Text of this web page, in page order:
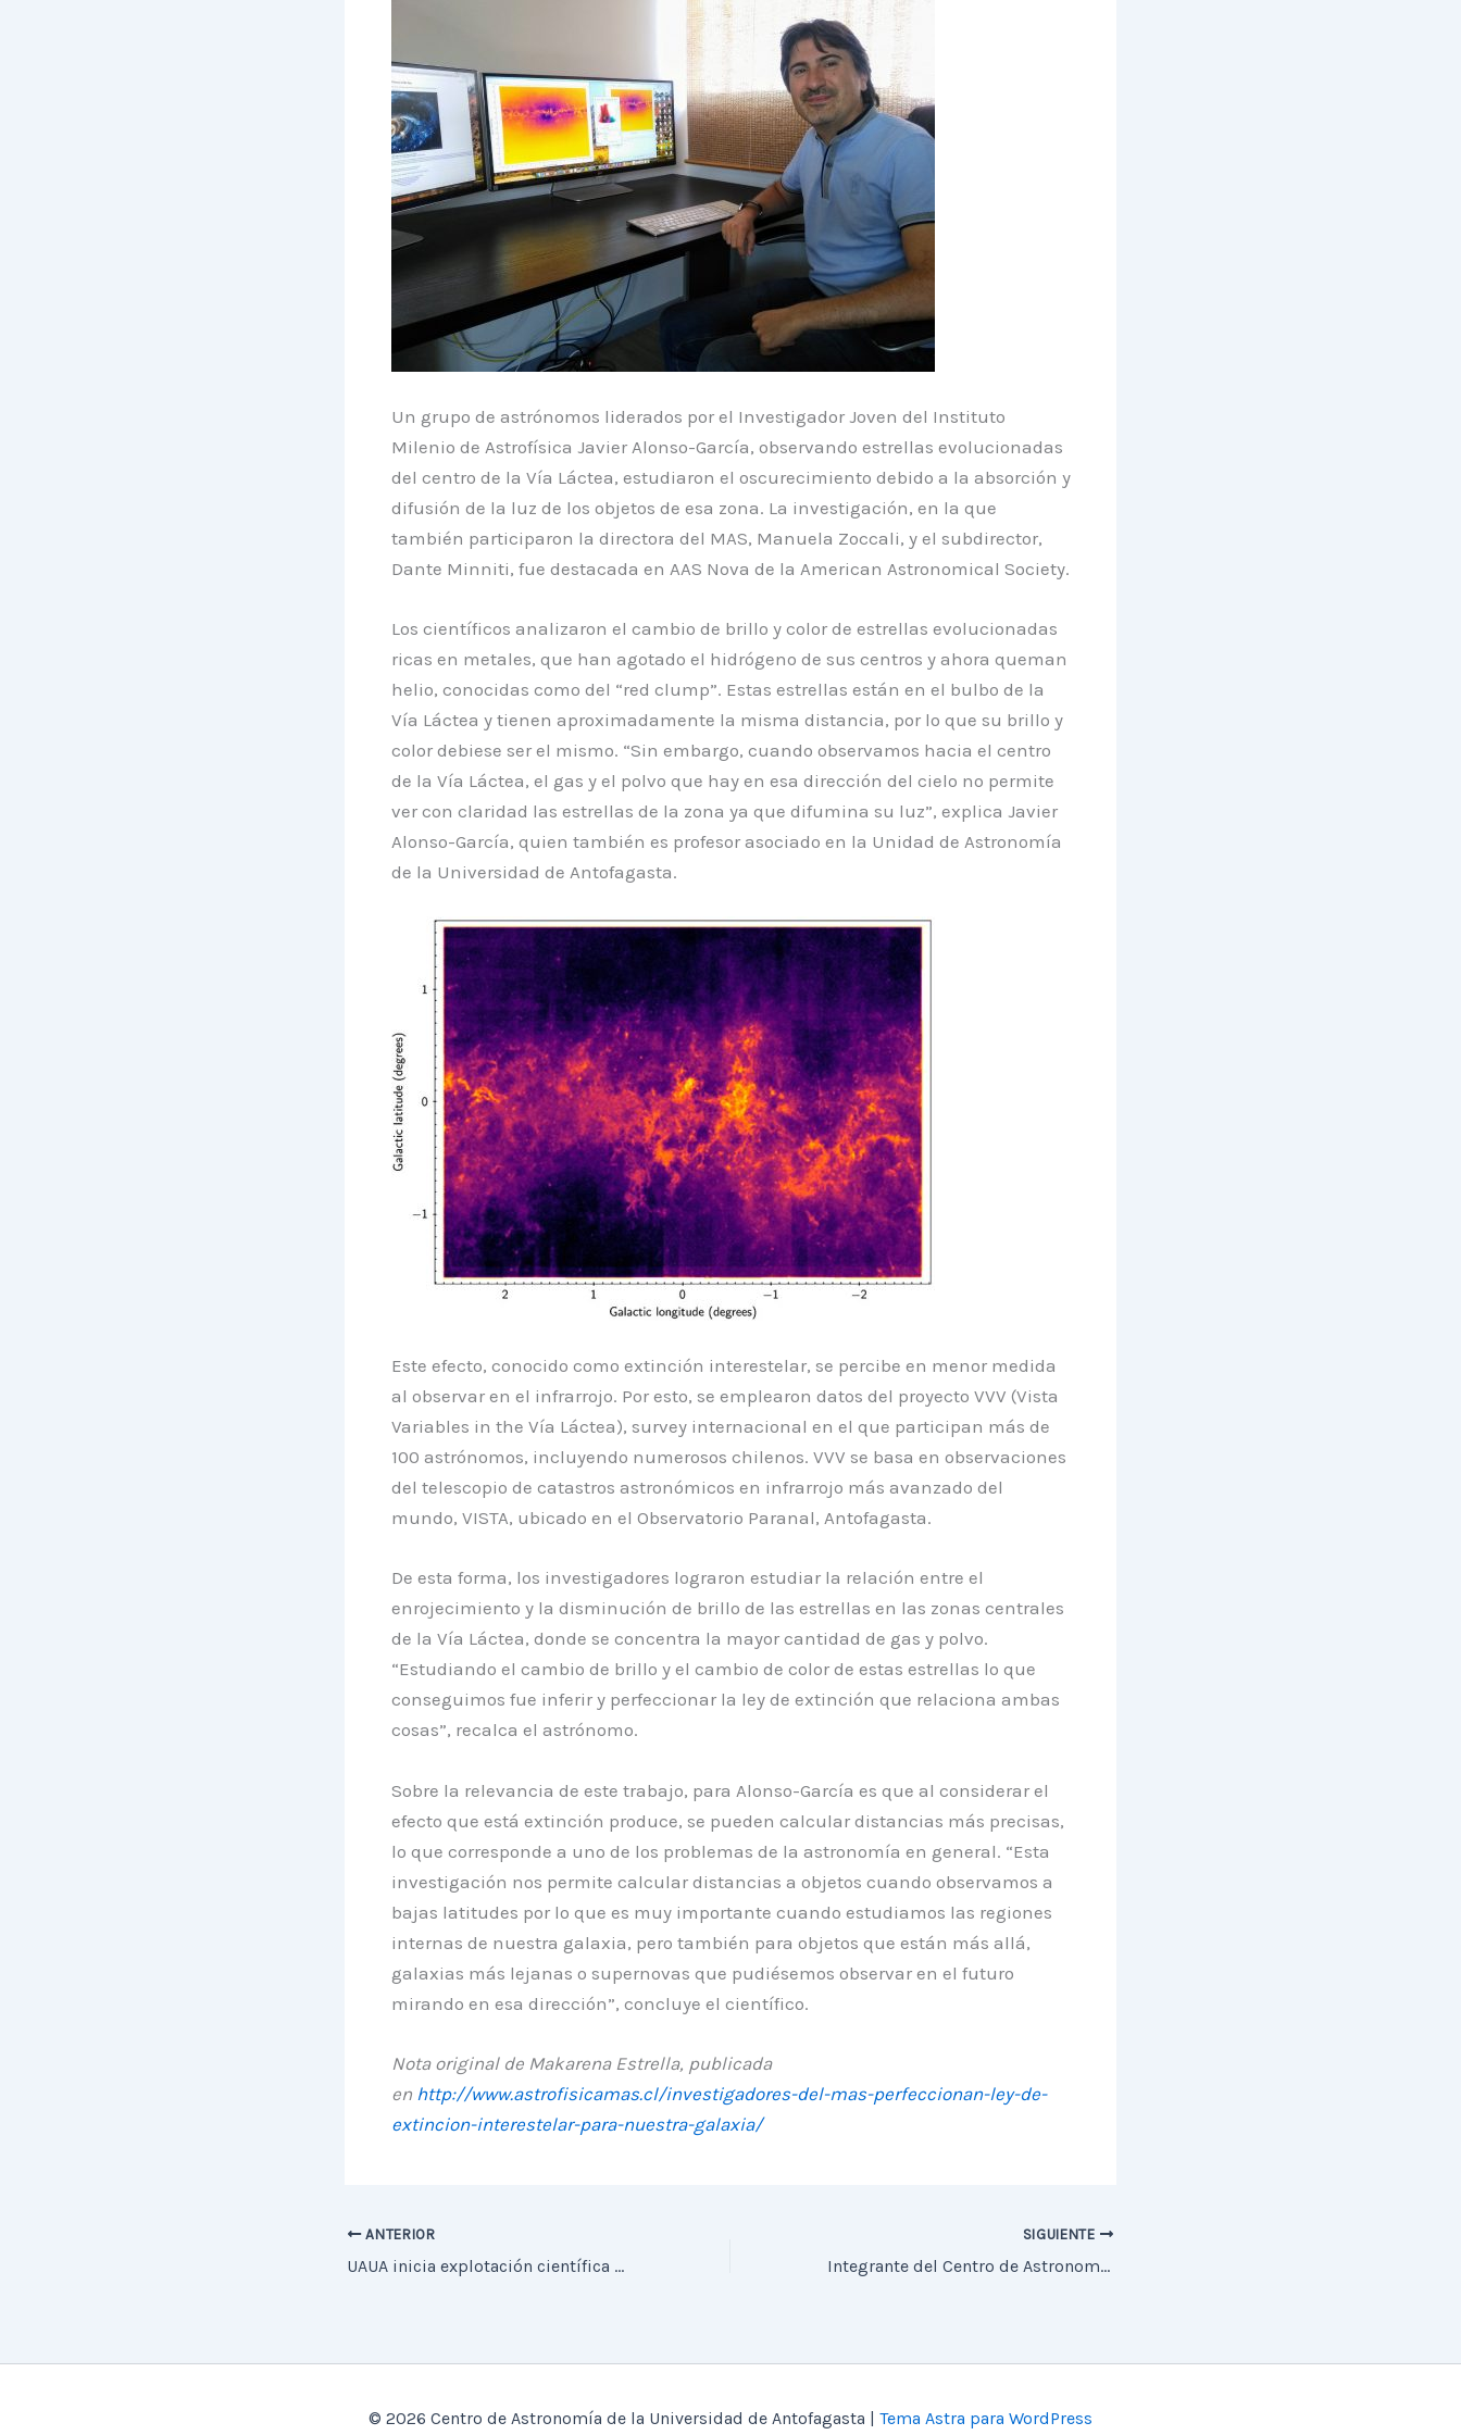
Un grupo de astrónomos liderados por el Investigador Joven del Instituto
Milenio de Astrofísica Javier Alonso-García, observando estrellas evolucionadas
del centro de la Vía Láctea, estudiaron el oscurecimiento debido a la absorción y
difusión de la luz de los objetos de esa zona. La investigación, en la que
también participaron la directora del MAS, Manuela Zoccali, y el subdirector,
Dante Minniti, fue destacada en AAS Nova de la American Astronomical Society.
Los científicos analizaron el cambio de brillo y color de estrellas evolucionadas
ricas en metales, que han agotado el hidrógeno de sus centros y ahora queman
helio, conocidas como del “red clump”. Estas estrellas están en el bulbo de la
Vía Láctea y tienen aproximadamente la misma distancia, por lo que su brillo y
color debiese ser el mismo. “Sin embargo, cuando observamos hacia el centro
de la Vía Láctea, el gas y el polvo que hay en esa dirección del cielo no permite
ver con claridad las estrellas de la zona ya que difumina su luz”, explica Javier
Alonso-García, quien también es profesor asociado en la Unidad de Astronomía
de la Universidad de Antofagasta.
Este efecto, conocido como extinción interestelar, se percibe en menor medida
al observar en el infrarrojo. Por esto, se emplearon datos del proyecto VVV (Vista
Variables in the Vía Láctea), survey internacional en el que participan más de
100 astrónomos, incluyendo numerosos chilenos. VVV se basa en observaciones
del telescopio de catastros astronómicos en infrarrojo más avanzado del
mundo, VISTA, ubicado en el Observatorio Paranal, Antofagasta.
De esta forma, los investigadores lograron estudiar la relación entre el
enrojecimiento y la disminución de brillo de las estrellas en las zonas centrales
de la Vía Láctea, donde se concentra la mayor cantidad de gas y polvo.
“Estudiando el cambio de brillo y el cambio de color de estas estrellas lo que
conseguimos fue inferir y perfeccionar la ley de extinción que relaciona ambas
cosas”, recalca el astrónomo.
Sobre la relevancia de este trabajo, para Alonso-García es que al considerar el
efecto que está extinción produce, se pueden calcular distancias más precisas,
lo que corresponde a uno de los problemas de la astronomía en general. “Esta
investigación nos permite calcular distancias a objetos cuando observamos a
bajas latitudes por lo que es muy importante cuando estudiamos las regiones
internas de nuestra galaxia, pero también para objetos que están más allá,
galaxias más lejanas o supernovas que pudiésemos observar en el futuro
mirando en esa dirección”, concluye el científico.
Nota original de Makarena Estrella, publicada
en http://www.astrofisicamas.cl/investigadores-del-mas-perfeccionan-ley-de-
extincion-interestelar-para-nuestra-galaxia/
ANTERIOR
UAUA inicia explotación científica del Observatorio Ckoirama
SIGUIENTE
Integrante del Centro de Astronomía UA inaugura exposición astrofotográfica
© 2026 Centro de Astronomía de la Universidad de Antofagasta | Tema Astra para WordPress